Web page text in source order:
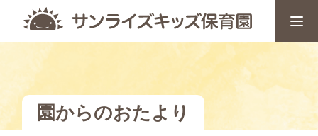
園からのおたより